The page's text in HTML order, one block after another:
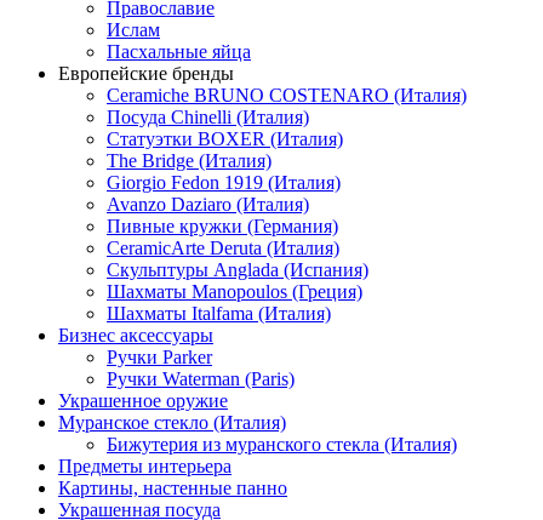
Православие
Ислам
Пасхальные яйца
Европейские бренды
Ceramiche BRUNO COSTENARO (Италия)
Посуда Chinelli (Италия)
Статуэтки BOXER (Италия)
The Bridge (Италия)
Giorgio Fedon 1919 (Италия)
Avanzo Daziaro (Италия)
Пивные кружки (Германия)
CeramicArte Deruta (Италия)
Скульптуры Anglada (Испания)
Шахматы Manopoulos (Греция)
Шахматы Italfama (Италия)
Бизнес аксессуары
Ручки Parker
Ручки Waterman (Paris)
Украшенное оружие
Муранское стекло (Италия)
Бижутерия из муранского стекла (Италия)
Предметы интерьера
Картины, настенные панно
Украшенная посуда